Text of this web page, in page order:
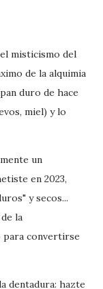
misticismo del
de la alquimia
duro de hace
miel) y lo
un
en 2023,
y secos...
la
para convertirse
dentadura: hazte